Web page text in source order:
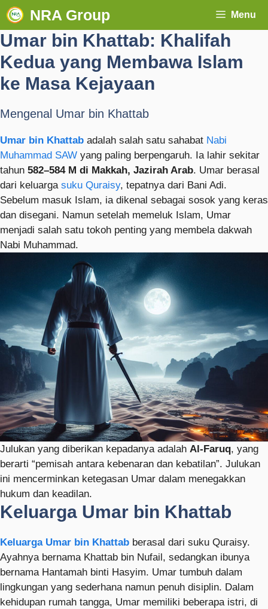
NRA Group Menu
Umar bin Khattab: Khalifah
Kedua yang Membawa Islam
ke Masa Kejayaan
Mengenal Umar bin Khattab
Umar bin Khattab adalah salah satu sahabat Nabi
Muhammad SAW yang paling berpengaruh. Ia lahir sekitar
tahun 582–584 M di Makkah, Jazirah Arab. Umar berasal
dari keluarga suku Quraisy, tepatnya dari Bani Adi.
Sebelum masuk Islam, ia dikenal sebagai sosok yang keras
dan disegani. Namun setelah memeluk Islam, Umar
menjadi salah satu tokoh penting yang membela dakwah
Nabi Muhammad.
Julukan yang diberikan kepadanya adalah Al-Faruq, yang
berarti “pemisah antara kebenaran dan kebatilan”. Julukan
ini mencerminkan ketegasan Umar dalam menegakkan
hukum dan keadilan.
Keluarga Umar bin Khattab
Keluarga Umar bin Khattab berasal dari suku Quraisy.
Ayahnya bernama Khattab bin Nufail, sedangkan ibunya
bernama Hantamah binti Hasyim. Umar tumbuh dalam
lingkungan yang sederhana namun penuh disiplin. Dalam
kehidupan rumah tangga, Umar memiliki beberapa istri, di